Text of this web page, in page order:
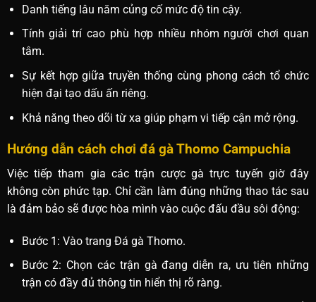
Danh tiếng lâu năm củng cố mức độ tin cậy.
Tính giải trí cao phù hợp nhiều nhóm người chơi quan
tâm.
Sự kết hợp giữa truyền thống cùng phong cách tổ chức
hiện đại tạo dấu ấn riêng.
Khả năng theo dõi từ xa giúp phạm vi tiếp cận mở rộng.
Hướng dẫn cách chơi đá gà Thomo Campuchia
Việc tiếp tham gia các trận cược gà trực tuyến giờ đây
không còn phức tạp. Chỉ cần làm đúng những thao tác sau
là đảm bảo sẽ được hòa mình vào cuộc đấu đầu sôi động:
Bước 1: Vào trang Đá gà Thomo.
Bước 2: Chọn các trận gà đang diễn ra, ưu tiên những
trận có đầy đủ thông tin hiển thị rõ ràng.